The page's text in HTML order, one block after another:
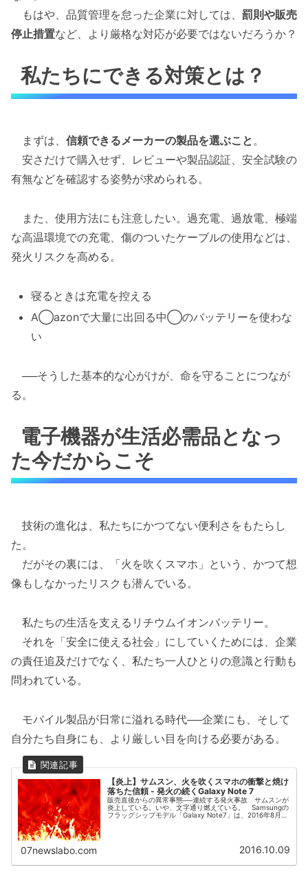
もはや、品質管理を怠った企業に対しては、 罰則や販売
停止措置など、より厳格な対応が必要ではないだろうか？
私たちにできる対策とは？
まずは、 信頼できるメーカーの製品を選ぶこと。
安さだけで購入せず、レビューや製品認証、安全試験の
有無などを確認する姿勢が求められる。
また、使用方法にも注意したい。過充電、過放電、極端
な高温環境での充電、傷のついたケーブルの使用などは、
発火リスクを高める。
寝るときは充電を控える
A◯azonで大量に出回る中◯のバッテリーを使わな
い
──そうした基本的な心がけが、命を守ることにつなが
る。
電子機器が生活必需品となっ
た今だからこそ
技術の進化は、私たちにかつてない便利さをもたらし
た。
だがその裏には、「火を吹くスマホ」という、かつて想
像もしなかったリスクも潜んでいる。
私たちの生活を支えるリチウムイオンバッテリー。
それを「安全に使える社会」にしていくためには、企業
の責任追及だけでなく、私たち一人ひとりの意識と行動も
問われている。
モバイル製品が日常に溢れる時代──企業にも、そして
自分たち自身にも、より厳しい目を向ける必要がある。
【炎上】サムスン、火を吹くスマホの衝撃と焼け
落ちた信頼 - 発火の続くGalaxy Note 7
販売直後からの異常事態──連続する発火事故 サムスンが
炎上している。いや、文字通り燃えている。 Samsungの
フラッグシップモデル「Galaxy Note7」は、2016年8月19
07newslabo.com 2016.10.09